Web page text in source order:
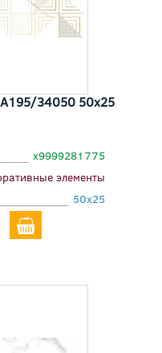
34050 50x25
х9999281775
элементы
50x25